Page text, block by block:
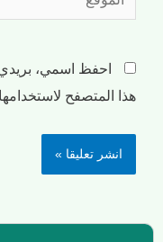
احفظ اسمي، بريدي
هذا المتصفح